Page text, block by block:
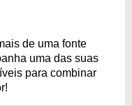
de uma fonte
uma das suas
para combinar